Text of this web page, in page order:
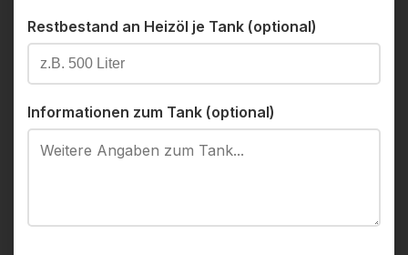
Restbestand an Heizöl je Tank (optional)
Informationen zum Tank (optional)